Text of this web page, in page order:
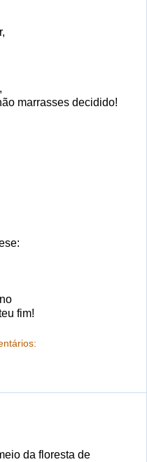
marrasses decidido!
fim!
da floresta de